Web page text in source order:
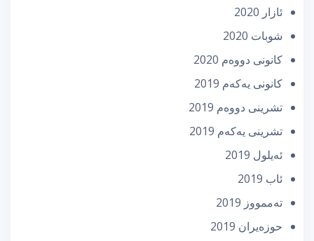
ئازار 2020
شوبات 2020
كانونی دووه‌م 2020
كانونی یه‌كه‌م 2019
تشرینی دووه‌م 2019
تشرینی یه‌كه‌م 2019
ئه‌یلول 2019
ئاب 2019
تەممووز 2019
حوزه‌یران 2019